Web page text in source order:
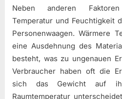
Neben anderen
Temperatur und Feuchtigkeit
Personenwaagen. Wärmere
eine Ausdehnung des
besteht, was zu ungenauen
Verbraucher haben oft die
sich das Gewicht auf
Raumtemperatur